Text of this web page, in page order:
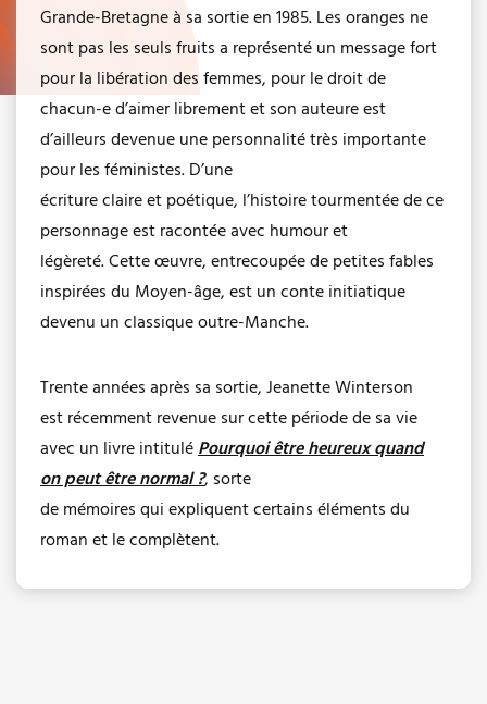
Grande-Bretagne à sa sortie en 1985. Les oranges ne
sont pas les seuls fruits a représenté un message fort
pour la libération des femmes, pour le droit de
chacun-e d’aimer librement et son auteure est
d’ailleurs devenue une personnalité très importante
pour les féministes. D’une
écriture claire et poétique, l’histoire tourmentée de ce
personnage est racontée avec humour et
légèreté. Cette œuvre, entrecoupée de petites fables
inspirées du Moyen-âge, est un conte initiatique
devenu un classique outre-Manche.
Trente années après sa sortie, Jeanette Winterson
est récemment revenue sur cette période de sa vie
avec un livre intitulé Pourquoi être heureux quand
on peut être normal ?, sorte
de mémoires qui expliquent certains éléments du
roman et le complètent.